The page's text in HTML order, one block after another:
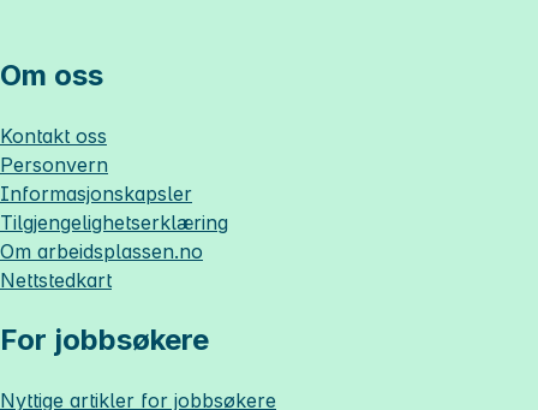
Om oss
Kontakt oss
Personvern
Informasjonskapsler
Tilgjengelighetserklæring
Om arbeidsplassen.no
Nettstedkart
For jobbsøkere
Nyttige artikler for jobbsøkere